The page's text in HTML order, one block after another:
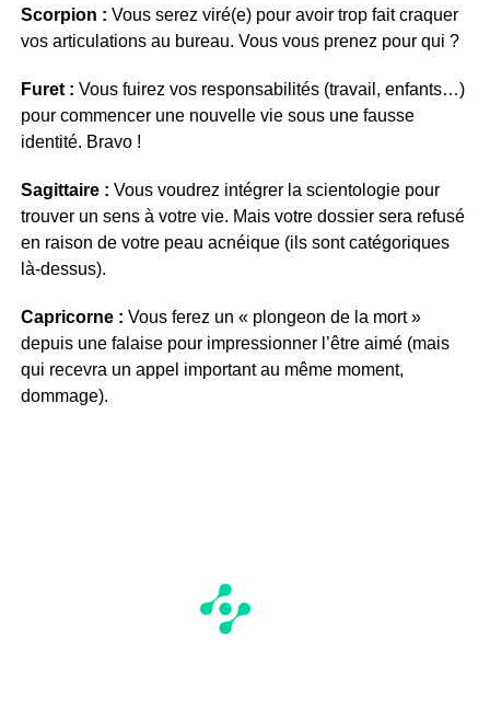
Scorpion : Vous serez viré(e) pour avoir trop fait craquer
vos articulations au bureau. Vous vous prenez pour qui ?
Furet : Vous fuirez vos responsabilités (travail, enfants…)
pour commencer une nouvelle vie sous une fausse
identité. Bravo !
Sagittaire : Vous voudrez intégrer la scientologie pour
trouver un sens à votre vie. Mais votre dossier sera refusé
en raison de votre peau acnéique (ils sont catégoriques
là-dessus).
Capricorne : Vous ferez un « plongeon de la mort »
depuis une falaise pour impressionner l’être aimé (mais
qui recevra un appel important au même moment,
dommage).